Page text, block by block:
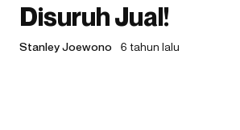
Disuruh Jual!
Stanley Joewono 6 tahun lalu